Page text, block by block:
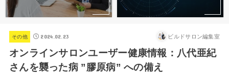
その他 2024.02.23 ビルドサロン編集室
オンラインサロンユーザー健康情報：八代亜紀
さんを襲った病 ”膠原病” への備え